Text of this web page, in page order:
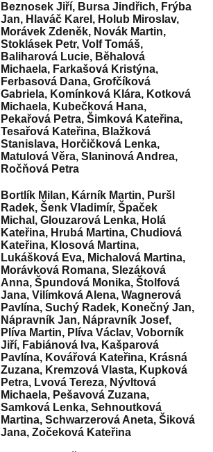
Beznosek Jiří, Bursa Jindřich, Frýba
Jan, Hlaváč Karel, Holub Miroslav,
Morávek Zdeněk, Novák Martin,
Stoklásek Petr, Volf Tomáš,
Baliharová Lucie, Běhalová
Michaela, Farkašová Kristýna,
Ferbasová Dana, Grofčíková
Gabriela, Komínková Klára, Kotková
Michaela, Kubečková Hana,
Pekařová Petra, Šimková Kateřina,
Tesařová Kateřina, Blažková
Stanislava, Horčičková Lenka,
Matulová Věra, Slaninová Andrea,
Ročňová Petra
Bortlík Milan, Kárník Martin, Puršl
Radek, Šenk Vladimír, Špaček
Michal, Glouzarová Lenka, Holá
Kateřina, Hrubá Martina, Chudiová
Kateřina, Klosová Martina,
Lukášková Eva, Michalová Martina,
Morávková Romana, Slezáková
Anna, Špundová Monika, Štolfová
Jana, Vilímková Alena, Wagnerová
Pavlína, Suchý Radek, Konečný Jan,
Nápravník Jan, Nápravník Josef,
Plíva Martin, Plíva Václav, Voborník
Jiří, Fabiánová Iva, Kašparová
Pavlína, Kovářová Kateřina, Krásná
Zuzana, Kremzová Vlasta, Kupková
Petra, Lvová Tereza, Nývltová
Michaela, Pešavová Zuzana,
Samková Lenka, Sehnoutková
Martina, Schwarzerová Aneta, Šiková
Jana, Zočeková Kateřina